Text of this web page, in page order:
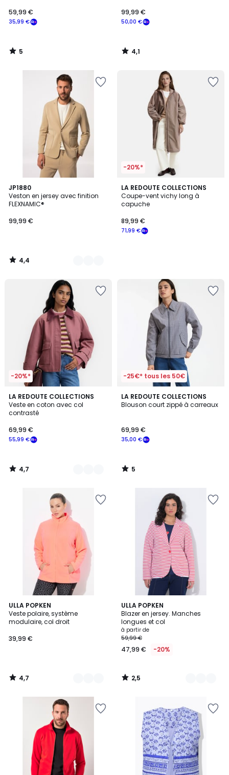
35,99 €
59,99 €
5
/
50,00 €
99,99 €
4,1
/
JP1880
Veston en jersey avec finition
FLEXNAMIC®
99,99 €
4,4
/ 5
6
Couleurs
4,4
/
-20%*
LA REDOUTE COLLECTIONS
Coupe-vent vichy long à
capuche
71,99 €
89,99 €
-20%*
LA REDOUTE COLLECTIONS
Veste en coton avec col
contrasté
55,99 €
69,99 €
4,7
/ 5
2
Couleurs
4,7
/
-25€* tous les 50€
LA REDOUTE COLLECTIONS
Blouson court zippé à carreaux
35,00 €
69,99 €
5
/
5
/
ULLA POPKEN
Veste polaire, système
modulaire, col droit
39,99 €
4,7
/ 5
8
Couleurs
4,7
/
ULLA POPKEN
Blazer en jersey. Manches
longues et col
à partir de
59,99 €
47,99 € -20%
2,5
/ 5
3
Couleurs
2,5
/